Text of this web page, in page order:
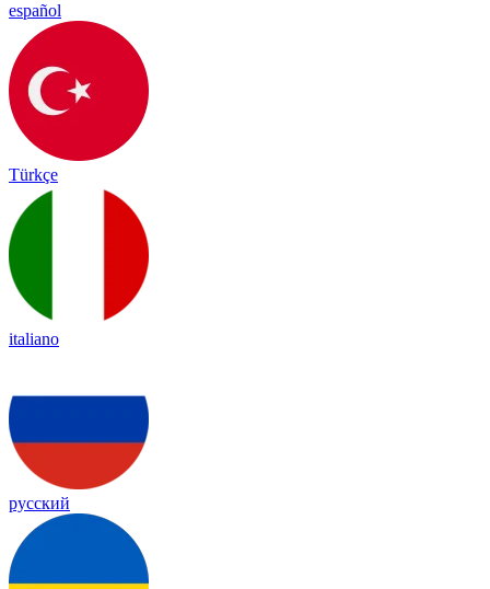
español
Türkçe
italiano
русский